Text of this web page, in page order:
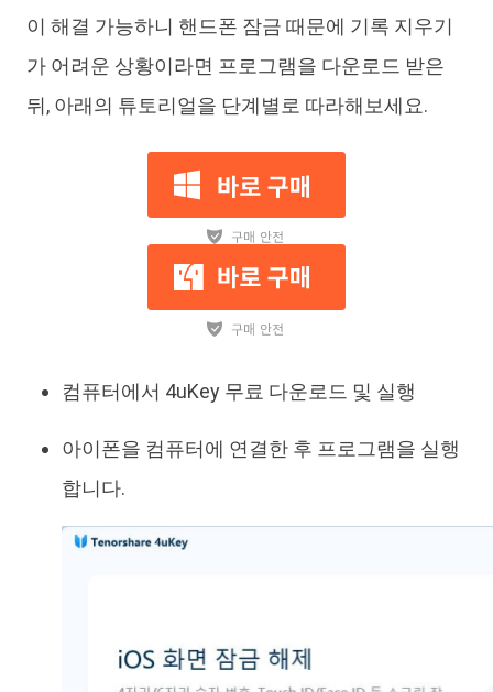
이 해결 가능하니 핸드폰 잠금 때문에 기록 지우기
가 어려운 상황이라면 프로그램을 다운로드 받은
뒤, 아래의 튜토리얼을 단계별로 따라해보세요.
컴퓨터에서 4uKey 무료 다운로드 및 실행
아이폰을 컴퓨터에 연결한 후 프로그램을 실행
합니다.